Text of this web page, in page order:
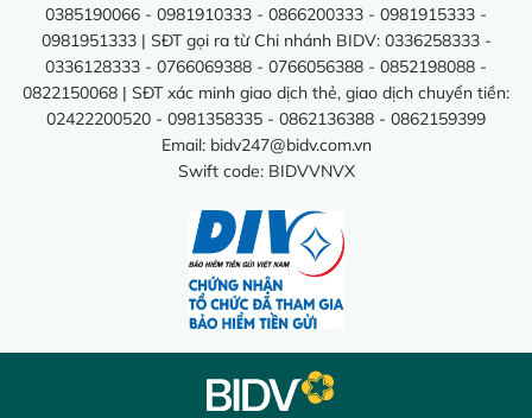
0385190066 - 0981910333 - 0866200333 - 0981915333 -
0981951333 | SĐT gọi ra từ Chi nhánh BIDV: 0336258333 -
0336128333 - 0766069388 - 0766056388 - 0852198088 -
0822150068 | SĐT xác minh giao dịch thẻ, giao dịch chuyển tiền:
02422200520 - 0981358335 - 0862136388 - 0862159399
Email: bidv247@bidv.com.vn
Swift code: BIDVVNVX